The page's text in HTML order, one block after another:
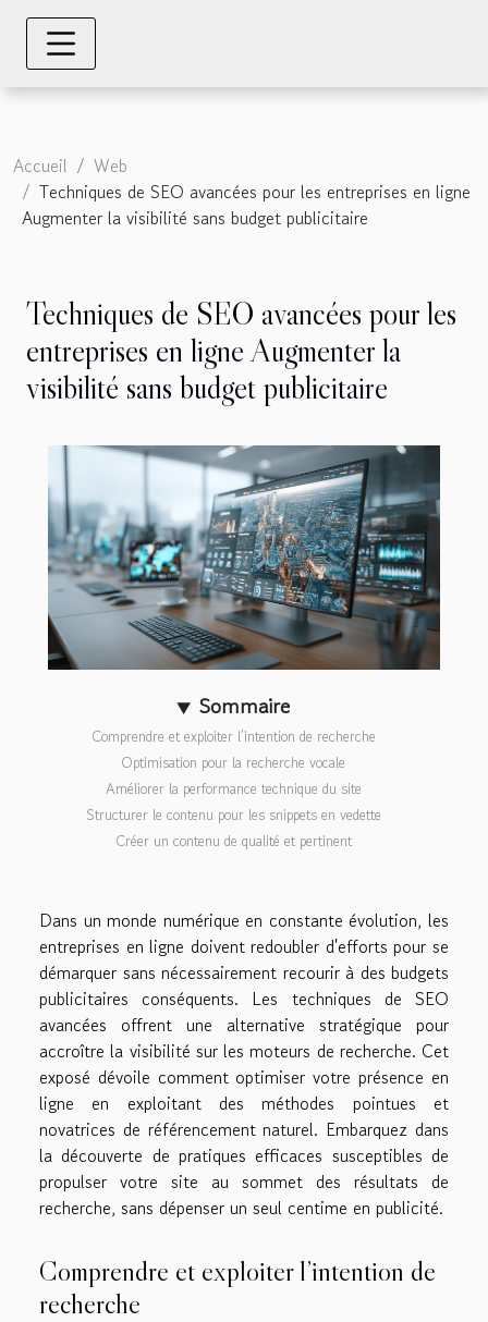
Accueil
Web
Techniques de SEO avancées pour les entreprises en ligne
Augmenter la visibilité sans budget publicitaire
Techniques de SEO avancées pour les
entreprises en ligne Augmenter la
visibilité sans budget publicitaire
Sommaire
Comprendre et exploiter l’intention de recherche
Optimisation pour la recherche vocale
Améliorer la performance technique du site
Structurer le contenu pour les snippets en vedette
Créer un contenu de qualité et pertinent
Dans un monde numérique en constante évolution, les
entreprises en ligne doivent redoubler d'efforts pour se
démarquer sans nécessairement recourir à des budgets
publicitaires conséquents. Les techniques de SEO
avancées offrent une alternative stratégique pour
accroître la visibilité sur les moteurs de recherche. Cet
exposé dévoile comment optimiser votre présence en
ligne en exploitant des méthodes pointues et
novatrices de référencement naturel. Embarquez dans
la découverte de pratiques efficaces susceptibles de
propulser votre site au sommet des résultats de
recherche, sans dépenser un seul centime en publicité.
Comprendre et exploiter l’intention de
recherche